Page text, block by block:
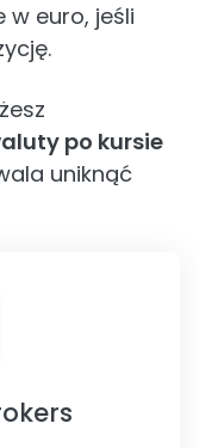
w euro, jeśli
po kursie
uniknąć